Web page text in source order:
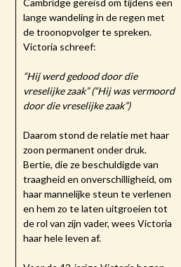
Cambridge gereisd om tijdens een
lange wandeling in de regen met
de troonopvolger te spreken.
Victoria schreef:
“Hij werd gedood door die
vreselijke zaak” (“Hij was vermoord
door die vreselijke zaak”)
Daarom stond de relatie met haar
zoon permanent onder druk.
Bertie, die ze beschuldigde van
traagheid en onverschilligheid, om
haar mannelijke steun te verlenen
en hem zo te laten uitgroeien tot
de rol van zijn vader, wees Victoria
haar hele leven af.